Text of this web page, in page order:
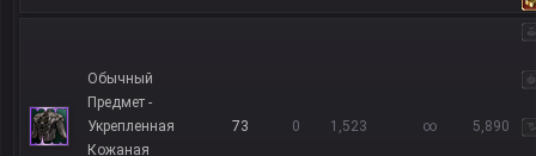
Обычный
Предмет -
Укрепленная
Кожаная
73 0 1,523 ∞ 5,890